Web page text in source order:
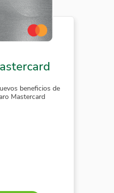
beneficios de
Mastercard